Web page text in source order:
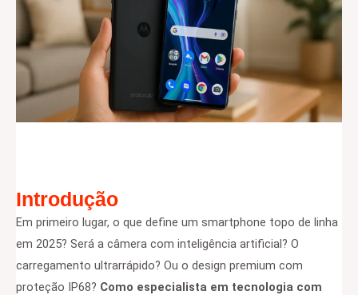
Introdução
Em primeiro lugar, o que define um smartphone topo de linha
em 2025? Será a câmera com inteligência artificial? O
carregamento ultrarrápido? Ou o design premium com
proteção IP68? Como especialista em tecnologia com